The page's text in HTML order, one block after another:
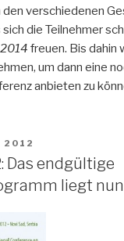
den verschiedenen
die Teilnehmer
freuen. Bis dahin
um dann eine
anbieten zu
2012
Das endgültige
liegt